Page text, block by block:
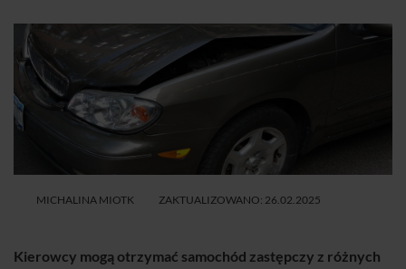
MICHALINA MIOTK ZAKTUALIZOWANO: 26.02.2025
Kierowcy mogą otrzymać samochód zastępczy z różnych